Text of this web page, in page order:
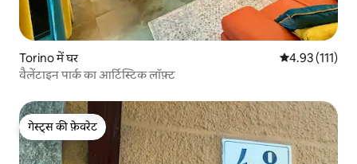
Torino में घर औसत रेटिंग 5 में से
4.93 (111)
वैलेंटाइन पार्क का आर्टिस्टिक लॉफ़्ट
गेस्ट्स की फ़ेवरेट
गेस्ट्स की फ़ेवरेट